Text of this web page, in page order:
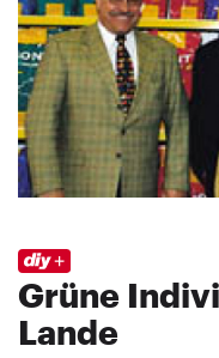
Grüne
Lande